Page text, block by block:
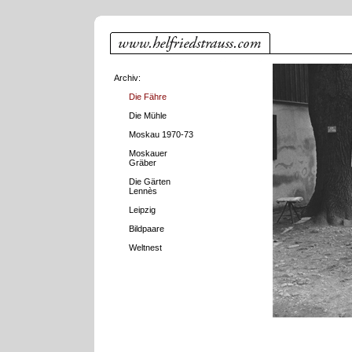
Archiv:
Die Fähre
Die Mühle
Moskau 1970-73
Moskauer
Gräber
Die Gärten
Lennès
Leipzig
Bildpaare
Weltnest